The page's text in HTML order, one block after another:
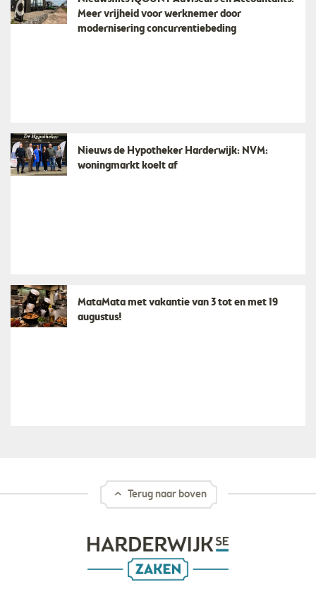
Meer vrijheid voor werknemer door
modernisering concurrentiebeding
Nieuws de Hypotheker Harderwijk: NVM:
woningmarkt koelt af
MataMata met vakantie van 3 tot en met 19
augustus!
Terug naar boven